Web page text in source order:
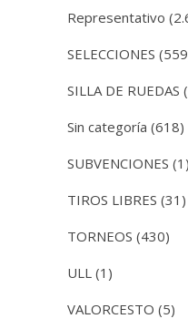
Representativo
SELECCIONES
SILLA DE RUEDAS
Sin categoría (618)
SUBVENCIONES (1)
TIROS LIBRES (31)
TORNEOS (430)
ULL (1)
VALORCESTO (5)